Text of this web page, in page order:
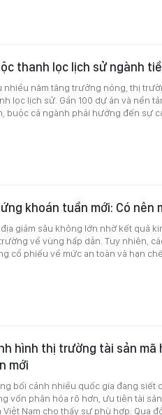
thanh lọc lịch sử ngành
nhiều năm tăng trưởng nóng, thị
lọc lịch sử. Gần 100 dự án và nền
buộc cả ngành phải hướng đến sự
khoán tuần mới: Có nên
giảm sâu không lớn nhờ kết quả
về vùng hấp dẫn. Tuy nhiên,
cổ phiếu về mức an toàn và hạn
hình thị trường tài sản mã
mới
bối cảnh nhiều quốc gia đang siết
vốn phân hóa rõ hơn, ưu tiên tài
Việt Nam cho thấy sự phù hợp. Qua